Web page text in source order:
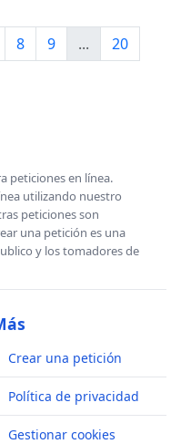
8 9 ...
20
peticiones en línea.
utilizando nuestro
peticiones son
una petición es una
y los tomadores de
Crear una petición
Política de privacidad
Gestionar cookies